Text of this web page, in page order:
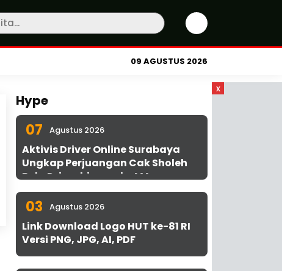
09 AGUSTUS 2026
x
Hype
07 Agustus 2026
Aktivis Driver Online Surabaya
Ungkap Perjuangan Cak Sholeh
Bela Driver hingga ke MA
03 Agustus 2026
Link Download Logo HUT ke-81 RI
Versi PNG, JPG, AI, PDF